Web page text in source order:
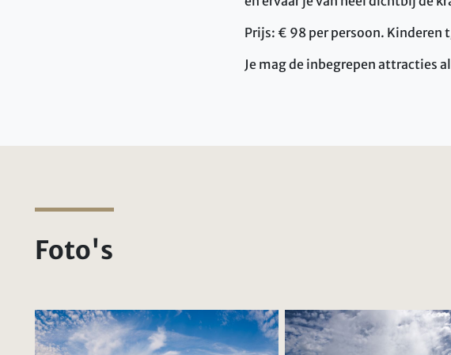
Prijs: € 98 per persoon. Kinderen
Je mag de inbegrepen attracties
Foto's